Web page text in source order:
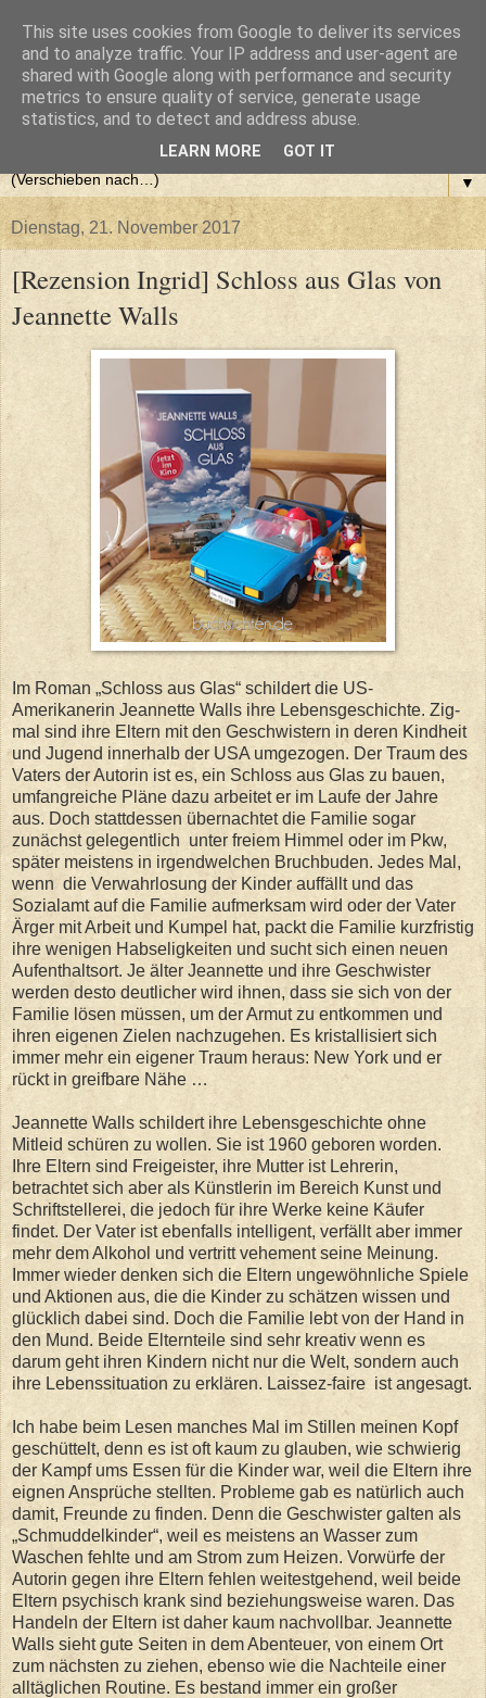
▼
Dienstag, 21. November 2017
[Rezension Ingrid] Schloss aus Glas von
Jeannette Walls
Im Roman „Schloss aus Glas“ schildert die US-
Amerikanerin Jeannette Walls ihre Lebensgeschichte. Zig-
mal sind ihre Eltern mit den Geschwistern in deren Kindheit
und Jugend innerhalb der USA umgezogen. Der Traum des
Vaters der Autorin ist es, ein Schloss aus Glas zu bauen,
umfangreiche Pläne dazu arbeitet er im Laufe der Jahre
aus. Doch stattdessen übernachtet die Familie sogar
zunächst gelegentlich unter freiem Himmel oder im Pkw,
später meistens in irgendwelchen Bruchbuden. Jedes Mal,
wenn die Verwahrlosung der Kinder auffällt und das
Sozialamt auf die Familie aufmerksam wird oder der Vater
Ärger mit Arbeit und Kumpel hat, packt die Familie kurzfristig
ihre wenigen Habseligkeiten und sucht sich einen neuen
Aufenthaltsort. Je älter Jeannette und ihre Geschwister
werden desto deutlicher wird ihnen, dass sie sich von der
Familie lösen müssen, um der Armut zu entkommen und
ihren eigenen Zielen nachzugehen. Es kristallisiert sich
immer mehr ein eigener Traum heraus: New York und er
rückt in greifbare Nähe …
Jeannette Walls schildert ihre Lebensgeschichte ohne
Mitleid schüren zu wollen. Sie ist 1960 geboren worden.
Ihre Eltern sind Freigeister, ihre Mutter ist Lehrerin,
betrachtet sich aber als Künstlerin im Bereich Kunst und
Schriftstellerei, die jedoch für ihre Werke keine Käufer
findet. Der Vater ist ebenfalls intelligent, verfällt aber immer
mehr dem Alkohol und vertritt vehement seine Meinung.
Immer wieder denken sich die Eltern ungewöhnliche Spiele
und Aktionen aus, die die Kinder zu schätzen wissen und
glücklich dabei sind. Doch die Familie lebt von der Hand in
den Mund. Beide Elternteile sind sehr kreativ wenn es
darum geht ihren Kindern nicht nur die Welt, sondern auch
ihre Lebenssituation zu erklären. Laissez-faire ist angesagt.
Ich habe beim Lesen manches Mal im Stillen meinen Kopf
geschüttelt, denn es ist oft kaum zu glauben, wie schwierig
der Kampf ums Essen für die Kinder war, weil die Eltern ihre
eignen Ansprüche stellten. Probleme gab es natürlich auch
damit, Freunde zu finden. Denn die Geschwister galten als
„Schmuddelkinder“, weil es meistens an Wasser zum
Waschen fehlte und am Strom zum Heizen. Vorwürfe der
Autorin gegen ihre Eltern fehlen weitestgehend, weil beide
Eltern psychisch krank sind beziehungsweise waren. Das
Handeln der Eltern ist daher kaum nachvollbar. Jeannette
Walls sieht gute Seiten in dem Abenteuer, von einem Ort
zum nächsten zu ziehen, ebenso wie die Nachteile einer
alltäglichen Routine. Es bestand immer ein großer
This site uses cookies from Google to deliver its services
and to analyze traffic. Your IP address and user-agent are
shared with Google along with performance and security
metrics to ensure quality of service, generate usage
statistics, and to detect and address abuse.
LEARN MORE GOT IT